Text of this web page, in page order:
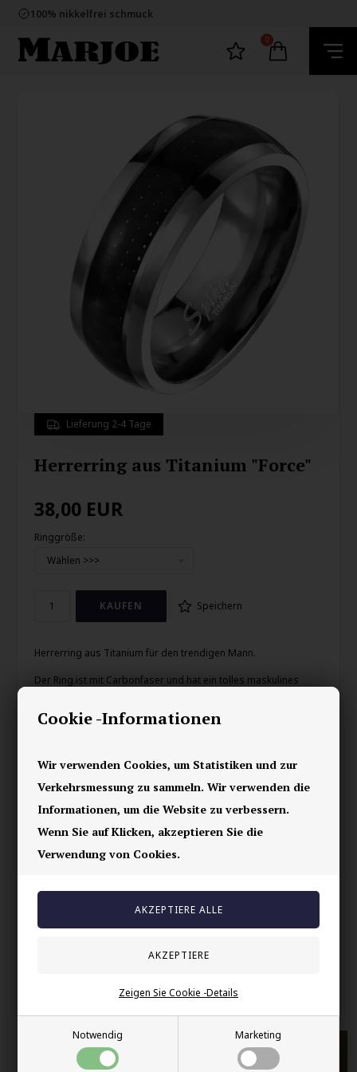
Cookie -Informationen
Wir verwenden Cookies, um Statistiken und zur
Verkehrsmessung zu sammeln. Wir verwenden die
Informationen, um die Website zu verbessern.
Wenn Sie auf Klicken, akzeptieren Sie die
Verwendung von Cookies.
Notwendig Marketing
Zeigen Sie Cookie -Details
100% nikkelfrei schmuck
60 Tage Rückgabe
E-mark webshop
100% nikkelfrei schmuck
0
Lieferung 2-4 Tage
Herrerring aus Titanium "Force"
38,00 EUR
Ringgröße:
Speichern
Herrerring aus Titanium für den trendigen Mann.
Der Ring ist mit Carbonfaser und hat ein tolles maskulines
Die Breite beträgt: 8mm
es als Ring zu tragen.
Ihre Sicherheit
Vorrätig
E-mark webshop
60 Tage Rückgabe
Andere auch gekauft